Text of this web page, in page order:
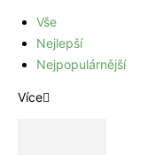
Vše
Nejlepší
Nejpopulárnější
Více